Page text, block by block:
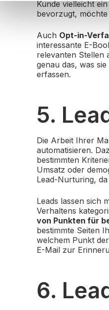
Kunde vielleicht
bevorzugt,
Auch Opt-in-
interessante E-
relevanten Stellen
genau das, was
erfassen.
5.
Die Arbeit Ihrer
automatisieren.
bestimmten
Umsatz oder
Lead-Nurturing,
Leads lassen sich
Verhaltens
von Punkten für
bestimmte Seiten
welchem Punkt der
E-Mail zur
6.